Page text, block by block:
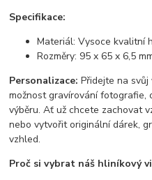
Specifikace:
Materiál: Vysoce kvalitní
Rozměry: 95 x 65 x 6,5
Personalizace: Přidejte na
možnost gravírování fotografie,
výběru. Ať už chcete zachovat
nebo vytvořit originální dárek,
vzhled.
Proč si vybrat náš hliníkový